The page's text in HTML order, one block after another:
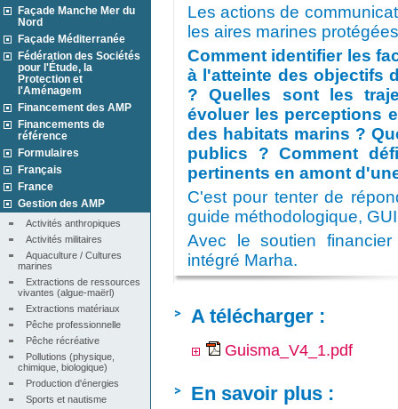
Façade Manche Mer du
Nord
Façade Méditerranée
Fédération des Sociétés
pour l'Étude, la
Protection et
l'Aménagem
Financement des AMP
Financements de
référence
Formulaires
Français
France
Gestion des AMP
Activités anthropiques
Activités militaires
Aquaculture / Cultures
marines
Extractions de ressources
vivantes (algue-maërl)
Extractions matériaux
Pêche professionnelle
Pêche récréative
Pollutions (physique,
chimique, biologique)
Production d'énergies
Sports et nautisme
Les actions de
les aires marines
Comment identifier les
à l'atteinte des objectifs
? Quelles sont les
évoluer les perceptions
des habitats marins ?
publics ? Comment
pertinents en amont
C'est pour tenter de
guide méthodologique,
Avec le soutien
intégré Marha.
A télécharger :
Guisma_V4_1.pdf
En savoir plus :